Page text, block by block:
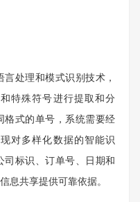
处理和模式识别技术，
特殊符号进行提取和分
格式的单号，系统需要经
对多样化数据的智能识
司标识、订单号、日期和
息共享提供可靠依据。